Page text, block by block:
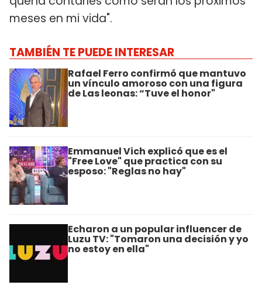
meses en mi vida".
TAMBIÉN TE PUEDE INTERESAR
Rafael Ferro confirmó que mantuvo
un vínculo amoroso con una figura
de Las leonas: “Tuve el honor"
Emmanuel Vich explicó que es el
"Free Love" que practica con su
esposo: "Reglas no hay"
Echaron a un popular influencer de
Luzu TV: "Tomaron una decisión y yo
no estoy en ella"